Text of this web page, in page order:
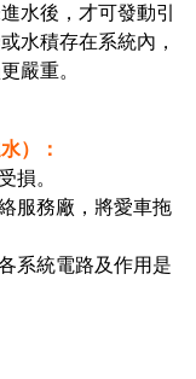
水後，才可發動引
水積存在系統內，
嚴重。
）：
損。
服務廠，將愛車拖
系統電路及作用是